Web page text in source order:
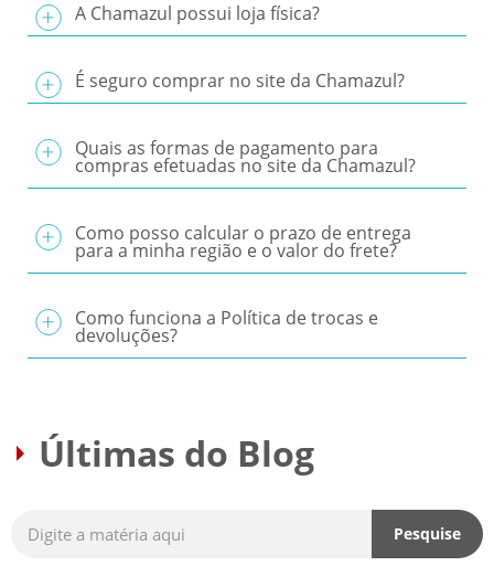
A Chamazul possui loja física?
É seguro comprar no site da Chamazul?
Quais as formas de pagamento para
compras efetuadas no site da Chamazul?
Como posso calcular o prazo de entrega
para a minha região e o valor do frete?
Como funciona a Política de trocas e
devoluções?
Últimas do Blog
Pesquise